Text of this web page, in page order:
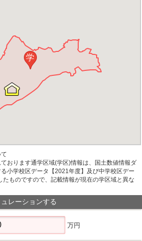
学
おります通学区域(学区)情報は、国土数値情報ダ
小学校区データ【2021年度】及び中学校区デー
ものですので、記載情報が現在の学区域と異な
レーションする
万円